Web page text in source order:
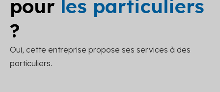
pour les particuliers
?
Oui, cette entreprise propose ses services à des
particuliers.